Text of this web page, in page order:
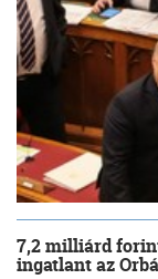
7,2 milliárd
ingatlant az